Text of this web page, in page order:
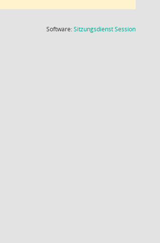
Software:SitzungsdienstSession(Wird in